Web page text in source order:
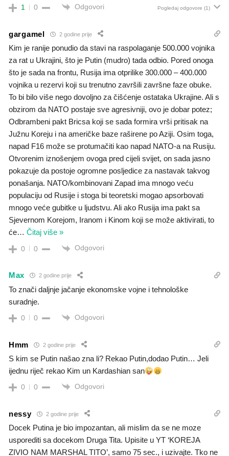
1 0 Odgovori Pogledaj odgovore (1)
gargamel 2 godine prije
Kim je ranije ponudio da stavi na raspolaganje 500.000 vojnika
za rat u Ukrajini, što je Putin (mudro) tada odbio. Pored onoga
što je sada na frontu, Rusija ima otprilike 300.000 – 400.000
vojnika u rezervi koji su trenutno završili završne faze obuke.
To bi bilo više nego dovoljno za čišćenje ostataka Ukrajine. Ali s
obzirom da NATO postaje sve agresivniji, ovo je dobar potez;
Odbrambeni pakt Bricsa koji se sada formira vrši pritisak na
Južnu Koreju i na američke baze raširene po Aziji. Osim toga,
napad F16 može se protumačiti kao napad NATO-a na Rusiju.
Otvorenim iznošenjem ovoga pred cijeli svijet, on sada jasno
pokazuje da postoje ogromne posljedice za nastavak takvog
ponašanja. NATO/kombinovani Zapad ima mnogo veću
populaciju od Rusije i stoga bi teoretski mogao apsorbovati
mnogo veće gubitke u ljudstvu. Ali ako Rusija ima pakt sa
Sjevernom Korejom, Iranom i Kinom koji se može aktivirati, to
će… Čitaj više »
0 0 Odgovori
Max 2 godine prije
To znači daljnje jačanje ekonomske vojne i tehnološke
suradnje.
0 0 Odgovori
Hmm 2 godine prije
S kim se Putin našao zna li? Rekao Putin,dodao Putin… Jeli
ijednu riječ rekao Kim un Kardashian san
0 0 Odgovori
nessy 2 godine prije
Docek Putina je bio impozantan, ali mislim da se ne moze
usporediti sa docekom Druga Tita. Upisite u YT ‘KOREJA
ZIVIO NAM MARSHAL TITO’, samo 75 sec., i uzivajte. Tko ne